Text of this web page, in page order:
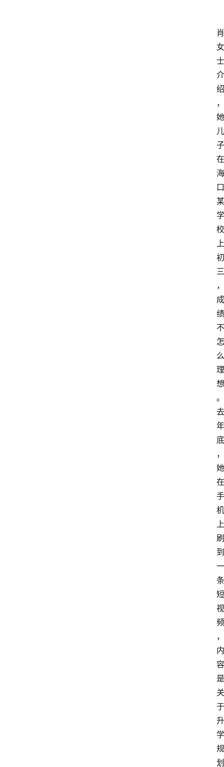
肖
女
士
介
绍
，
她
儿
子
在
海
口
某
学
校
上
初
三
，
成
绩
不
怎
么
理
想
。
去
年
底
，
她
在
手
机
上
刷
到
一
条
短
视
频
，
内
容
是
关
于
升
学
规
划